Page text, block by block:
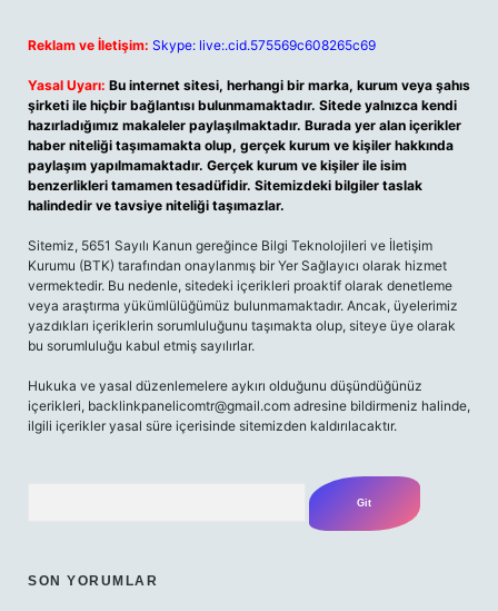
Reklam ve İletişim: Skype: live:.cid.575569c608265c69
Yasal Uyarı: Bu internet sitesi, herhangi bir marka, kurum veya şahıs
şirketi ile hiçbir bağlantısı bulunmamaktadır. Sitede yalnızca kendi
hazırladığımız makaleler paylaşılmaktadır. Burada yer alan içerikler
haber niteliği taşımamakta olup, gerçek kurum ve kişiler hakkında
paylaşım yapılmamaktadır. Gerçek kurum ve kişiler ile isim
benzerlikleri tamamen tesadüfidir. Sitemizdeki bilgiler taslak
halindedir ve tavsiye niteliği taşımazlar.
Sitemiz, 5651 Sayılı Kanun gereğince Bilgi Teknolojileri ve İletişim
Kurumu (BTK) tarafından onaylanmış bir Yer Sağlayıcı olarak hizmet
vermektedir. Bu nedenle, sitedeki içerikleri proaktif olarak denetleme
veya araştırma yükümlülüğümüz bulunmamaktadır. Ancak, üyelerimiz
yazdıkları içeriklerin sorumluluğunu taşımakta olup, siteye üye olarak
bu sorumluluğu kabul etmiş sayılırlar.
Hukuka ve yasal düzenlemelere aykırı olduğunu düşündüğünüz
içerikleri, backlinkpanelicomtr@gmail.com adresine bildirmeniz halinde,
ilgili içerikler yasal süre içerisinde sitemizden kaldırılacaktır.
SON YORUMLAR